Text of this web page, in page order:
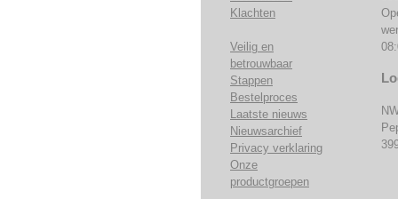
Klachten
Veilig en
betrouwbaar
Stappen
Bestelproces
Laatste nieuws
Nieuwsarchief
Privacy verklaring
Onze
productgroepen